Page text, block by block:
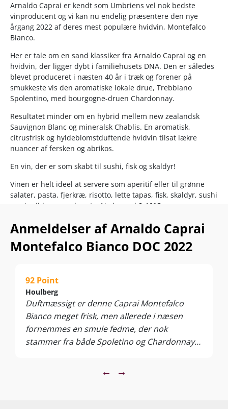
Arnaldo Caprai er kendt som Umbriens vel nok bedste
vinproducent og vi kan nu endelig præsentere den nye
årgang 2022 af deres mest populære hvidvin, Montefalco
Bianco.
Her er tale om en sand klassiker fra Arnaldo Caprai og en
hvidvin, der ligger dybt i familiehusets DNA. Den er således
blevet produceret i næsten 40 år i træk og forener på
smukkeste vis den aromatiske lokale drue, Trebbiano
Spolentino, med bourgogne-druen Chardonnay.
Resultatet minder om en hybrid mellem new zealandsk
Sauvignon Blanc og mineralsk Chablis. En aromatisk,
citrusfrisk og hyldeblomstduftende hvidvin tilsat lækre
nuancer af fersken og abrikos.
En vin, der er som skabt til sushi, fisk og skaldyr!
Vinen er helt ideel at servere som aperitif eller til grønne
salater, pasta, fjerkræ, risotto, lette tapas, fisk, skaldyr, sushi
samt milde cremede oste. Nydes ved 8-10°C
Anmeldelser af Arnaldo Caprai
Montefalco Bianco DOC 2022
92 Point
Houlberg
Duftmæssigt er denne Caprai Montefalco
Bianco meget frisk, men allerede i næsen
fornemmes en smule fedme, der nok
stammer fra både Spoletino og Chardonnay
← →